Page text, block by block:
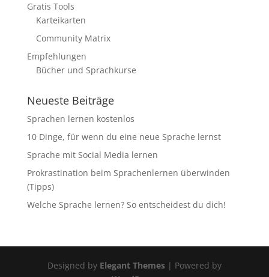
Gratis Tools
Karteikarten
Community Matrix
Empfehlungen
Bücher und Sprachkurse
Neueste Beiträge
Sprachen lernen kostenlos
10 Dinge, für wenn du eine neue Sprache lernst
Sprache mit Social Media lernen
Prokrastination beim Sprachenlernen überwinden
(Tipps)
Welche Sprache lernen? So entscheidest du dich!
Designed by Elegant Themes| Powered by